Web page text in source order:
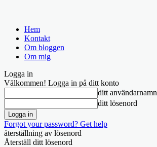
Hem
Kontakt
Om bloggen
Om mig
Logga in
Välkommen! Logga in på ditt konto
ditt användarnamn
ditt lösenord
Forgot your password? Get help
återställning av lösenord
Återställ ditt lösenord